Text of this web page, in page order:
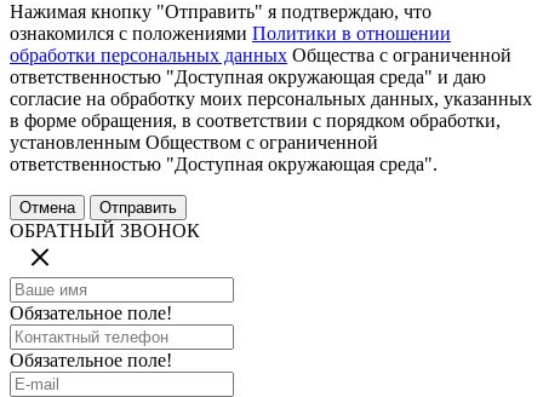
Нажимая кнопку "Отправить" я подтверждаю, что
ознакомился с положениями Политики в отношении
обработки персональных данных Общества с ограниченной
ответственностью "Доступная окружающая среда" и даю
согласие на обработку моих персональных данных, указанных
в форме обращения, в соответствии с порядком обработки,
установленным Обществом с ограниченной
ответственностью "Доступная окружающая среда".
ОБРАТНЫЙ ЗВОНОК
Обязательное поле!
Обязательное поле!